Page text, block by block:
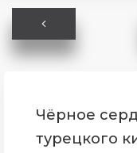
Чёрное
турецкого